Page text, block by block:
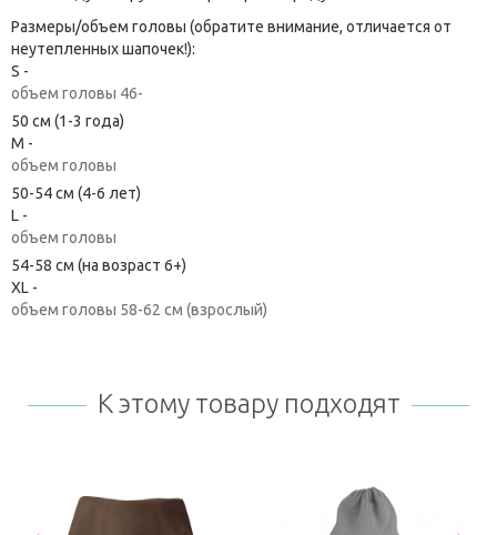
Размеры/объем головы (обратите внимание, отличается от
неутепленных шапочек!):
S -
объем головы 46-
50 см (1-3 года)
M -
объем головы
50-54 см (4-6 лет)
L -
объем головы
54-58 см (на возраст 6+)
XL -
объем головы 58-62 см (взрослый)
К этому товару подходят